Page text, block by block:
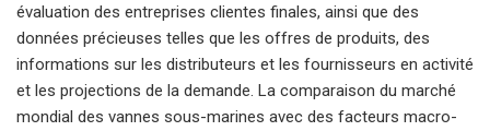
évaluation des entreprises clientes finales, ainsi que des
données précieuses telles que les offres de produits, des
informations sur les distributeurs et les fournisseurs en activité
et les projections de la demande. La comparaison du marché
mondial des vannes sous-marines avec des facteurs macro-